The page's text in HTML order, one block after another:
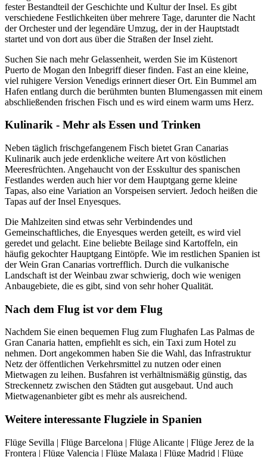
fester Bestandteil der Geschichte und Kultur der Insel. Es gibt
verschiedene Festlichkeiten über mehrere Tage, darunter die Nacht
der Orchester und der legendäre Umzug, der in der Hauptstadt
startet und von dort aus über die Straßen der Insel zieht.
Suchen Sie nach mehr Gelassenheit, werden Sie im Küstenort
Puerto de Mogan den Inbegriff dieser finden. Fast an eine kleine,
viel ruhigere Version Venedigs erinnert dieser Ort. Ein Bummel am
Hafen entlang durch die berühmten bunten Blumengassen mit einem
abschließenden frischen Fisch und es wird einem warm ums Herz.
Kulinarik - Mehr als Essen und Trinken
Neben täglich frischgefangenem Fisch bietet Gran Canarias
Kulinarik auch jede erdenkliche weitere Art von köstlichen
Meeresfrüchten. Angehaucht von der Esskultur des spanischen
Festlandes werden auch hier vor dem Hauptgang gerne kleine
Tapas, also eine Variation an Vorspeisen serviert. Jedoch heißen die
Tapas auf der Insel Enyesques.
Die Mahlzeiten sind etwas sehr Verbindendes und
Gemeinschaftliches, die Enyesques werden geteilt, es wird viel
geredet und gelacht. Eine beliebte Beilage sind Kartoffeln, ein
häufig gekochter Hauptgang Eintöpfe. Wie im restlichen Spanien ist
der Wein Gran Canarias vortrefflich. Durch die vulkanische
Landschaft ist der Weinbau zwar schwierig, doch wie wenigen
Anbaugebiete, die es gibt, sind von sehr hoher Qualität.
Nach dem Flug ist vor dem Flug
Nachdem Sie einen bequemen Flug zum Flughafen Las Palmas de
Gran Canaria hatten, empfiehlt es sich, ein Taxi zum Hotel zu
nehmen. Dort angekommen haben Sie die Wahl, das Infrastruktur
Netz der öffentlichen Verkehrsmittel zu nutzen oder einen
Mietwagen zu leihen. Busfahren ist verhältnismäßig günstig, das
Streckennetz zwischen den Städten gut ausgebaut. Und auch
Mietwagenanbieter gibt es mehr als ausreichend.
Weitere interessante Flugziele in Spanien
Flüge Sevilla | Flüge Barcelona | Flüge Alicante | Flüge Jerez de la
Frontera | Flüge Valencia | Flüge Malaga | Flüge Madrid | Flüge